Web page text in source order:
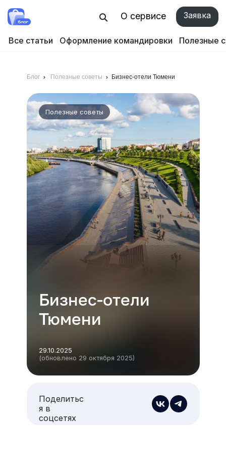
О сервисе Заявка
Все статьи Оформление командировки Полезные
Блог Полезные советы Бизнес-отели Тюмени
Полезные советы
Бизнес-отели
Тюмени
29.10.2025
(обновлено 29 октября 2025)
Поделитьс
я в
соцсетях